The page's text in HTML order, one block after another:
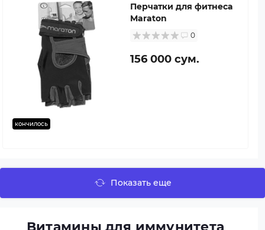
кончилось
Перчатки для фитнеса
Maraton
0
156 000 сум.
Показать еще
Витамины для иммунитета